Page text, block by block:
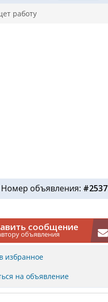
работу
Номер объявления: #2537
сообщение
объявления
избранное
на объявление